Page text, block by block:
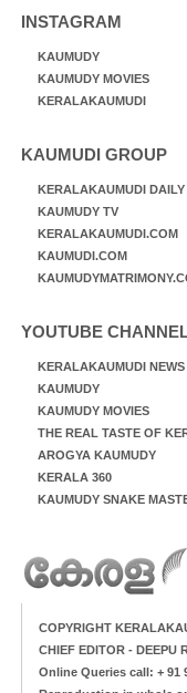
INSTAGRAM
KAUMUDY
KAUMUDY MOVIES
KERALAKAUMUDI
KAUMUDI GROUP
KERALAKAUMUDI DAILY
KAUMUDY TV
KERALAKAUMUDI.COM
KAUMUDI.COM
YOUTUBE
KERALAKAUMUDI NEWS
KAUMUDY
KAUMUDY MOVIES
THE REAL TASTE OF
AROGYA KAUMUDY
KERALA 360
KAUMUDY SNAKE
COPYRIGHT
CHIEF EDITOR - DEEPU
Online Queries call: + 91